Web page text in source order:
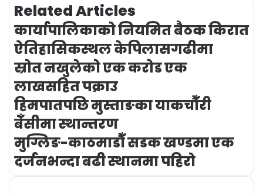
Related Articles
कार्यापालिकाको नियमित बैठक किरात
ऐतिहासिकस्थल केपिलासगढीमा
स्रोत नखुलेको एक करोड एक
लाखसहित पक्राउ
हिमपातपछि मुस्ताङका याकचौँरी
बेँसीमा स्थान्तरण
मुग्लिङ-काठमाडौँ सडक खण्डमा एक
दर्जनभन्दा बढी स्थानमा पहिरो